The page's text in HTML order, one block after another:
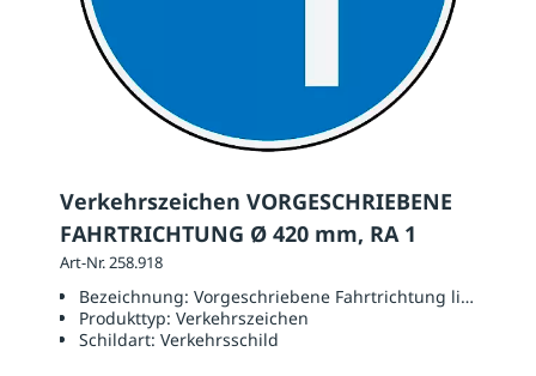
Verkehrszeichen VORGESCHRIEBENE
FAHRTRICHTUNG Ø 420 mm, RA 1
Art-Nr. 258.918
Bezeichnung: Vorgeschriebene Fahrtrichtung links
Produkttyp: Verkehrszeichen
Schildart: Verkehrsschild